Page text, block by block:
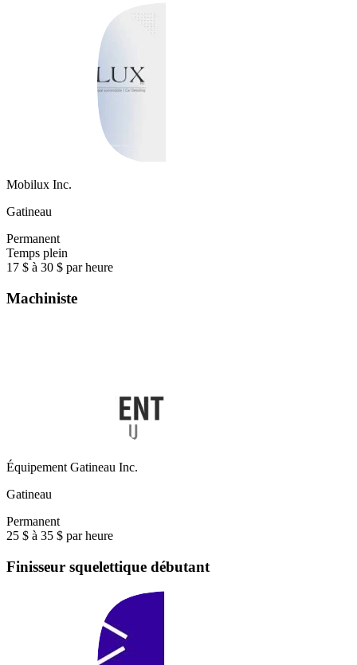
Mobilux Inc.
Gatineau
Permanent
Temps plein
17 $ à 30 $ par heure
Machiniste
Équipement Gatineau Inc.
Gatineau
Permanent
25 $ à 35 $ par heure
Finisseur squelettique débutant